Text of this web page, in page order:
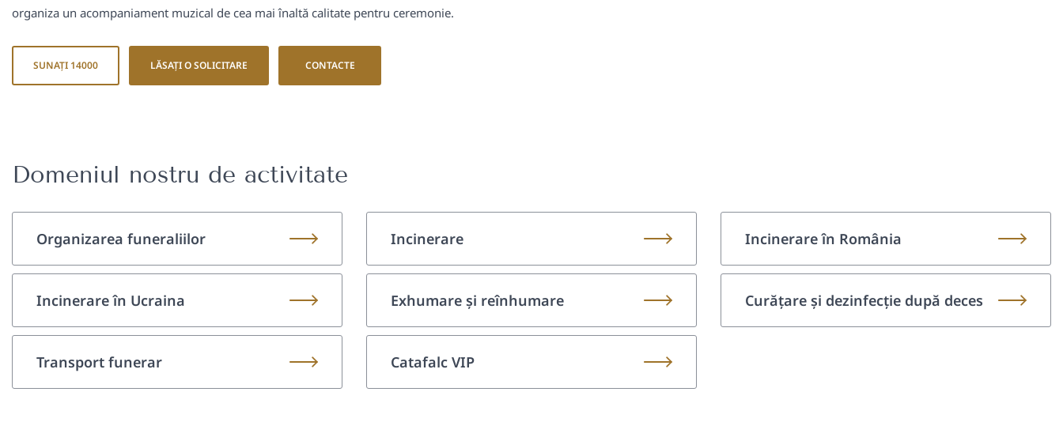
organiza un acompaniament muzical de cea mai înaltă calitate pentru ceremonie.
SUNAȚI 14000 LĂSAȚI O SOLICITARE CONTACTE
Domeniul nostru de activitate
Organizarea funeraliilor Incinerare Incinerare în România
Incinerare în Ucraina Exhumare și reînhumare Curățare și dezinfecție după deces
Transport funerar Catafalc VIP